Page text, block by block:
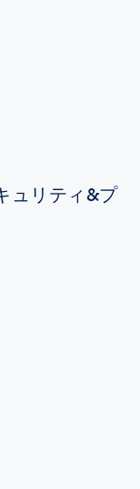
ュリティ&プ